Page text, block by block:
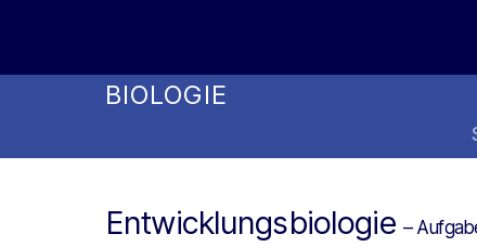
BIOLOGIE
Entwicklungsbiologie –